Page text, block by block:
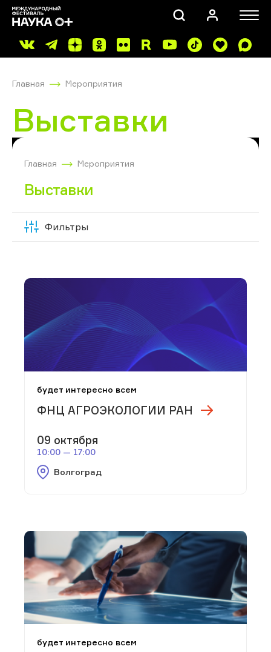
Главная Мероприятия
Выставки
Главная Мероприятия
Выставки
Фильтры
будет интересно всем
ФНЦ АГРОЭКОЛОГИИ РАН
09 октября
10:00 — 17:00
Волгоград
будет интересно всем